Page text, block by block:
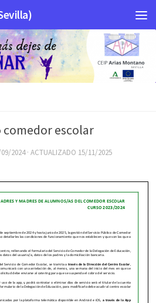
escolar
2024· ACTUALIZADO 15/11/2025